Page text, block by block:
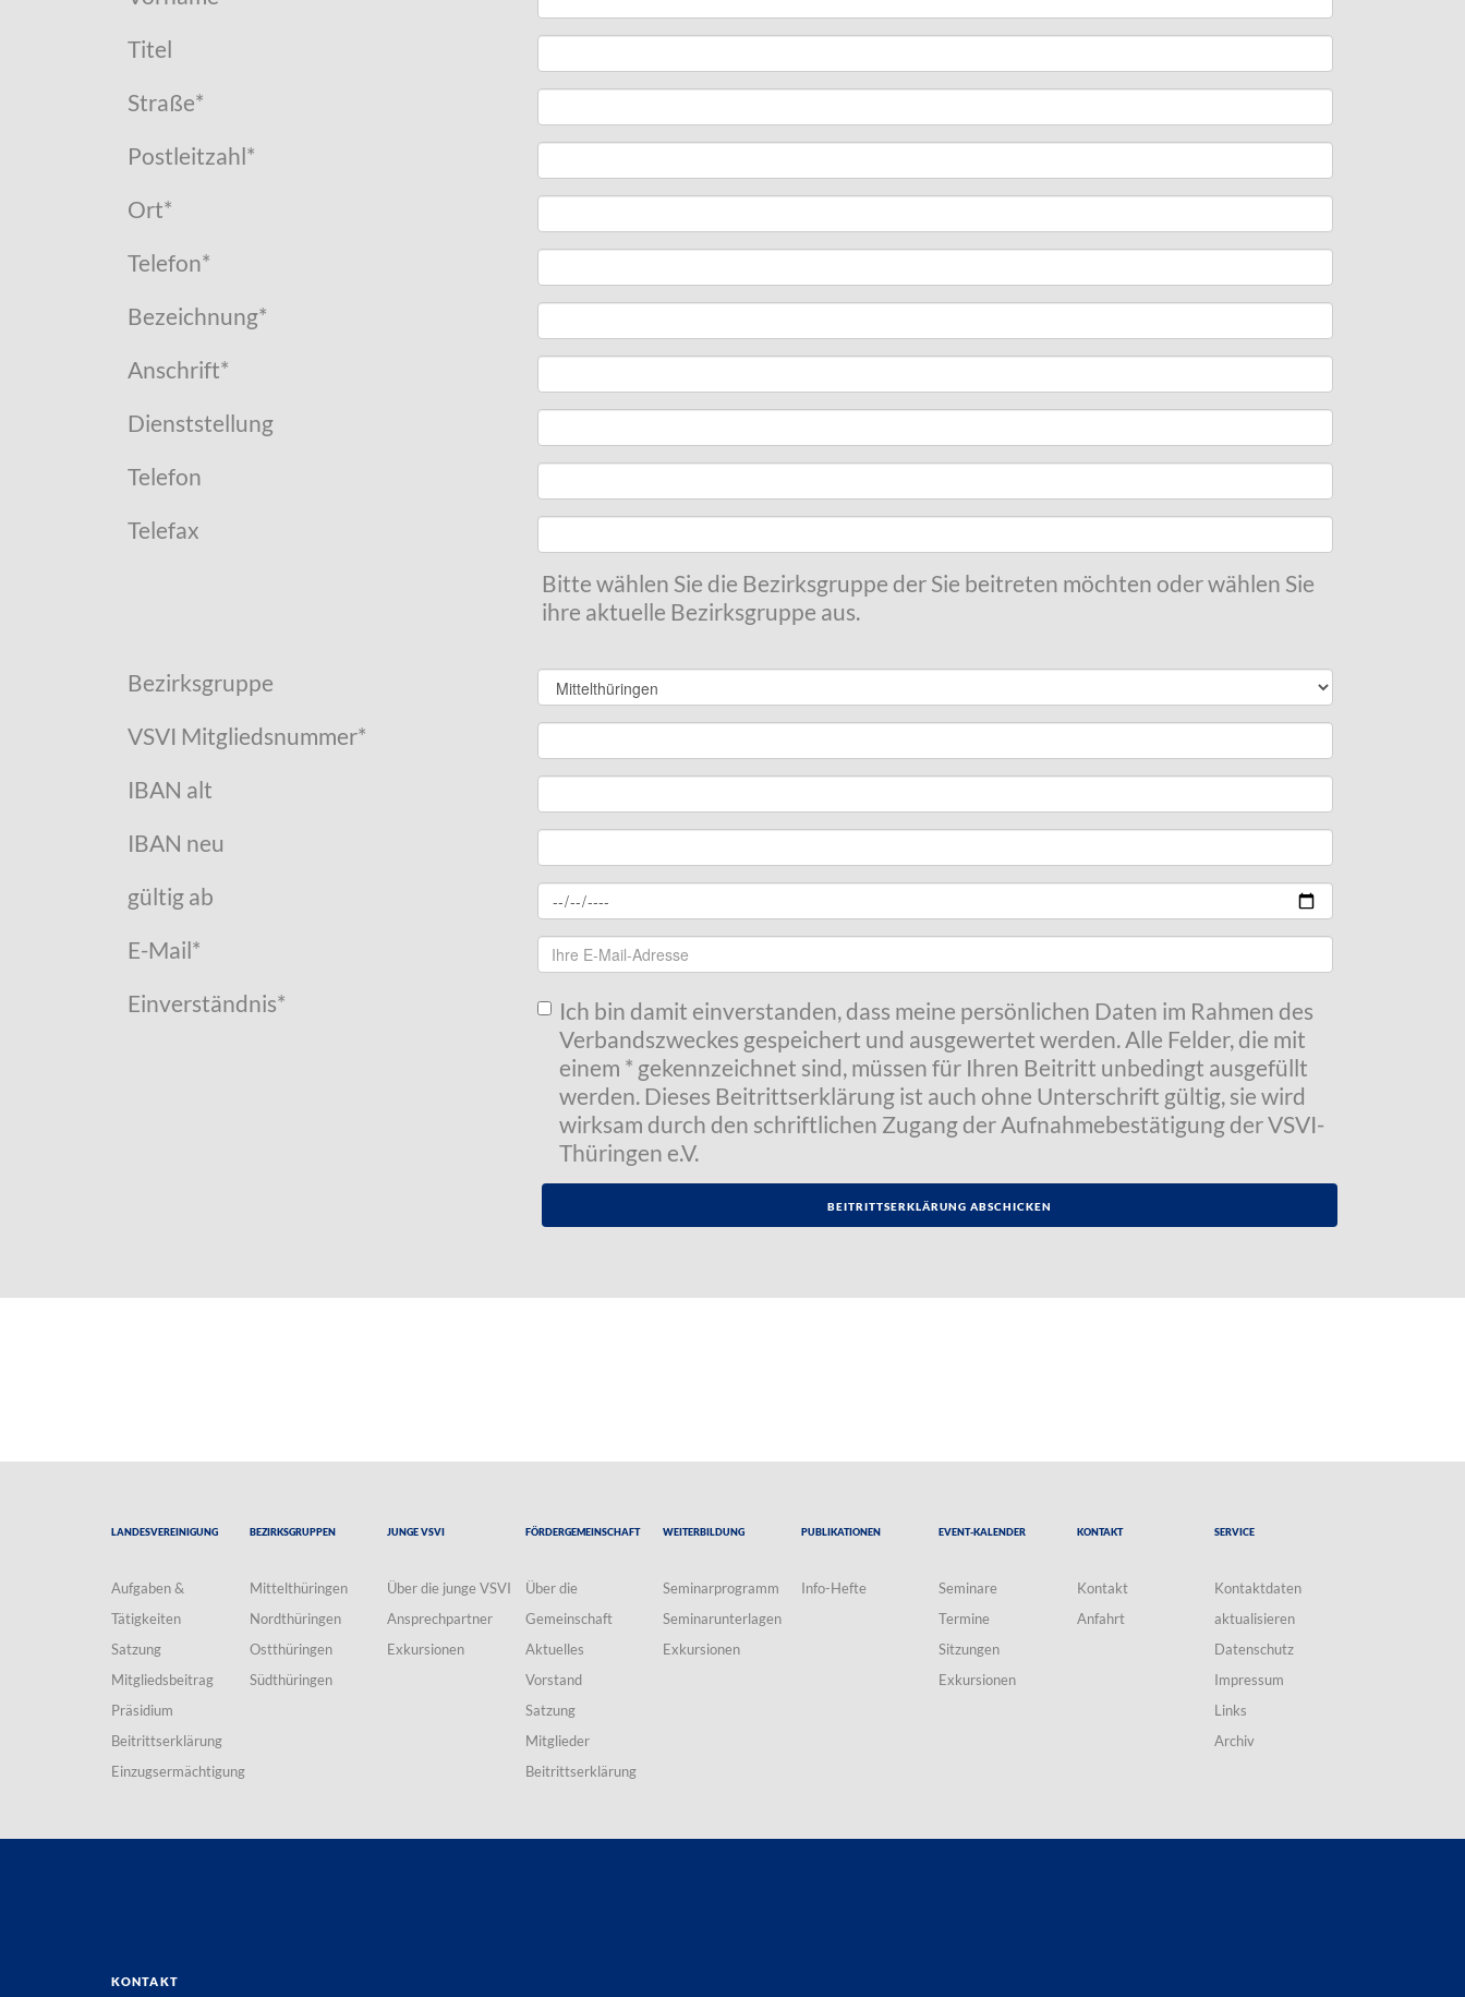
Titel
Straße*
Postleitzahl*
Ort*
Telefon*
Bezeichnung*
Anschrift*
Dienststellung
Telefon
Telefax
Bitte wählen Sie die Bezirksgruppe der Sie beitreten möchten oder wählen Sie
ihre aktuelle Bezirksgruppe aus.
Bezirksgruppe
VSVI Mitgliedsnummer*
IBAN alt
IBAN neu
gültig ab
E-Mail*
Einverständnis*
Ich bin damit einverstanden, dass meine persönlichen Daten im Rahmen des
Verbandszweckes gespeichert und ausgewertet werden. Alle Felder, die mit
einem * gekennzeichnet sind, müssen für Ihren Beitritt unbedingt ausgefüllt
werden. Dieses Beitrittserklärung ist auch ohne Unterschrift gültig, sie wird
wirksam durch den schriftlichen Zugang der Aufnahmebestätigung der VSVI-
Thüringen e.V.
Landesvereinigung
Aufgaben &
Tätigkeiten
Satzung
Mitgliedsbeitrag
Präsidium
Beitrittserklärung
Einzugsermächtigung
Bezirksgruppen
Mittelthüringen
Nordthüringen
Ostthüringen
Südthüringen
Junge VSVI
Über die junge VSVI
Ansprechpartner
Exkursionen
Fördergemeinschaft
Über die
Gemeinschaft
Aktuelles
Vorstand
Satzung
Mitglieder
Beitrittserklärung
Weiterbildung
Seminarprogramm
Seminarunterlagen
Exkursionen
Publikationen
Info-Hefte
Event-Kalender
Seminare
Termine
Sitzungen
Exkursionen
Kontakt
Kontakt
Anfahrt
Service
Kontaktdaten
aktualisieren
Datenschutz
Impressum
Links
Archiv
Kontakt